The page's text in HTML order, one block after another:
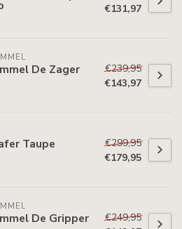
€131,97
De Zager
€239,95
€143,97
Taupe
€299,95
€179,95
De Gripper
€249,95